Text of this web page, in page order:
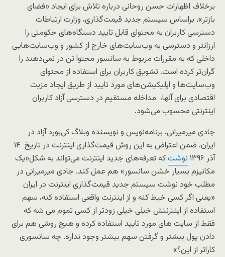
برخلاف اظهارات حسن روحانی درباره تلاش برای ایجاد «فضای
بازتر»، براساس سیستم جدید قیمت‌گذاری، وزارت ارتباطات
دسترسی کاربران به محتوای قابل تایید دستگاه‌های حکومتی را
ارزانتر و دسترسی به وب‌سایت‌های خارج از کشور و وب‌سایت‌هایی
داخلی که به مقررات‌ مربوط به سانسور محتوا تن در نمی‌دهند را
گران‌تر کرده است. تشویق کاربران برای استفاده از محتوای
وب‌سایت‌ها و اپلیکیشن‌های مورد تایید از طریق ایجاد مزیت
اقتصادی برای آنها، مداخله مستقیم در دسترسی آزاد کاربران
اینترنتی محسوب می‌شود.
جادی میرمیرانی، برنامه‌نویس و نویسنده وبلاگ کی‌بورد آزاد در
ایران، ضمن اعتراض به این روش قیمت‌گذاری اینترنت در تاریخ ۱۴
آذر ۱۳۹۶
نوشتکه تعرفه‌های جدید اینترنت می‌تواند به شکل«یک
مکانیزم بسیار خشن سانسور» هم عمل کند. جادی میرمیرانی در
مطلب خود نوشت سیستم جدید قیمت‌گذاری اینترنت در ایران
«یعنی اگر کسی خبط کنه و از اینترنت واقعی استفاده کنه، سهم
استفاده از اینترنتش خیلی خیلی زودتر از کسی تموم می شه که
فقط از سایت های مورد تایید استفاده کرده و هیچ روشی هم برای
دادن پول بیشتر و گرفتن سهم بیشتر وجود نداره. چه سانسوری
کاراتر از این؟»